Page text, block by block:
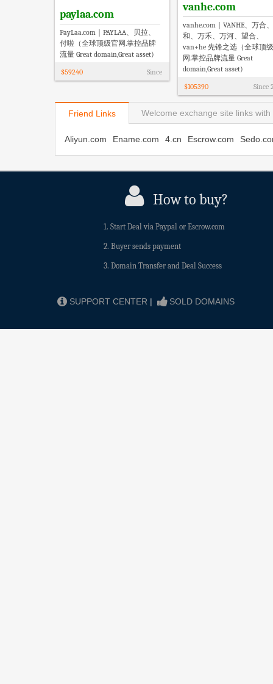
vanhe.com
vanhe.com｜VANHE、万合
和、万禾、万河、望合、
van+he 先锋之选（全球顶
网.掌控品牌流量 Great
domain,Great asset)
$105390 Since
paylaa.com
PayLaa.com｜PAYLAA、贝拉、
付啦（全球顶级官网.掌控品牌
流量 Great domain,Great asset)
$59240 Since
Friend Links Welcome exchange site links with
Aliyun.com Ename.com 4.cn Escrow.com
How to buy?
1. Start Deal via Paypal or Escrow.com
2. Buyer sends payment
3. Domain Transfer and Deal Success
SUPPORT CENTER | SOLD DOMAINS